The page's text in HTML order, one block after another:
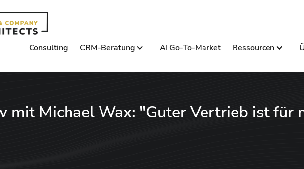
Consulting CRM-Beratung AI Go-To-Market Ressourcen
mit Michael Wax: "Guter Vertrieb ist für